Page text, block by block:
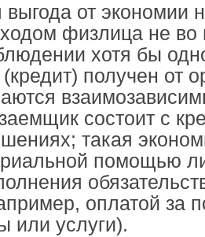
от экономии
физлица не во
хотя бы
получен от
состоит с
такая
помощью
оплатой за
или услуги).